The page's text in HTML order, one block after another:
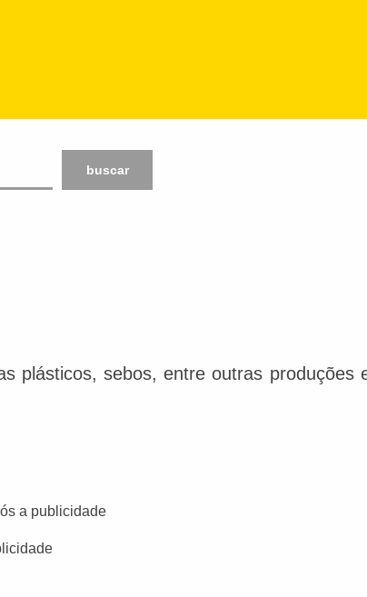
buscar
plásticos, sebos, entre outras produções
a publicidade